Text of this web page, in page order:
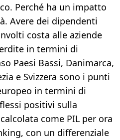
Perché ha un impatto
Avere dei dipendenti
costa alle aziende
in termini di
Paesi Bassi, Danimarca,
e Svizzera sono i punti
in termini di
positivi sulla
come PIL per ora
con un differenziale